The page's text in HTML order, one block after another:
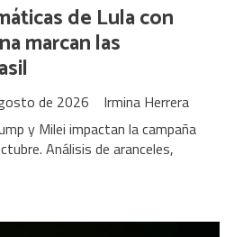
de Lula con
marcan las
Irmina Herrera
de 2026
y Milei impactan la campaña
Análisis de aranceles,